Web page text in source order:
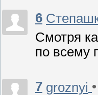
6
Смотря
по всему
7 groznyi